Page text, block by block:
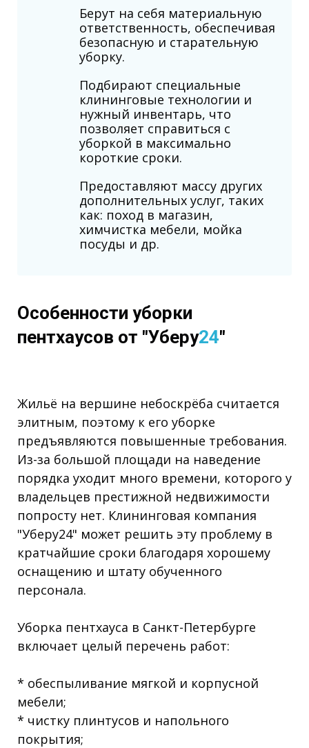
Берут на себя материальную
ответственность, обеспечивая
безопасную и старательную
уборку.
Подбирают специальные
клининговые технологии и
нужный инвентарь, что
позволяет справиться с
уборкой в максимально
короткие сроки.
Предоставляют массу других
дополнительных услуг, таких
как: поход в магазин,
химчистка мебели, мойка
посуды и др.
Особенности уборки
пентхаусов от "Уберу24"
Жильё на вершине небоскрёба считается
элитным, поэтому к его уборке
предъявляются повышенные требования.
Из-за большой площади на наведение
порядка уходит много времени, которого у
владельцев престижной недвижимости
попросту нет. Клининговая компания
"Уберу24" может решить эту проблему в
кратчайшие сроки благодаря хорошему
оснащению и штату обученного
персонала.
Уборка пентхауса в Санкт-Петербурге
включает целый перечень работ:
* обеспыливание мягкой и корпусной
мебели;
* чистку плинтусов и напольного
покрытия;